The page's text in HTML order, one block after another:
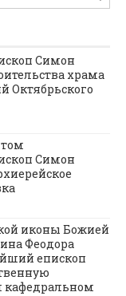
Симон
храма
Октябрьского
Симон
иконы Божией
Феодора
епископ
кафедральном